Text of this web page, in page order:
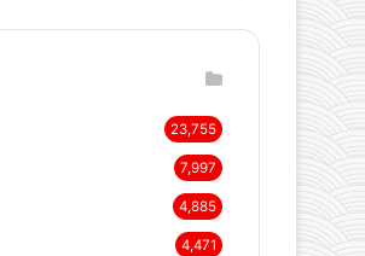
23,755
7,997
4,885
4,471